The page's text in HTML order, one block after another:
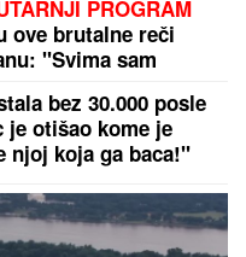
ŽIVI U SELENDRI"
BRUTALNO,
o Staniji: "Nije
više od pola sata"